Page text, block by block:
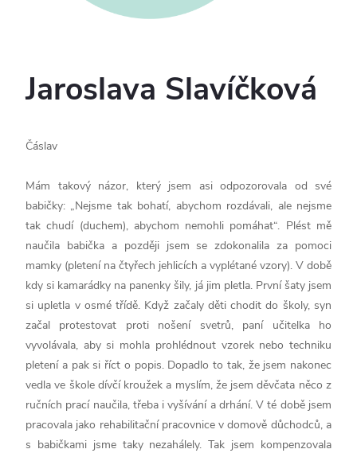
Jaroslava Slavíčková
Čáslav
Mám takový názor, který jsem asi odpozorovala od své
babičky: „Nejsme tak bohatí, abychom rozdávali, ale nejsme
tak chudí (duchem), abychom nemohli pomáhat“. Plést mě
naučila babička a později jsem se zdokonalila za pomoci
mamky (pletení na čtyřech jehlicích a vyplétané vzory). V době
kdy si kamarádky na panenky šily, já jim pletla. První šaty jsem
si upletla v osmé třídě. Když začaly děti chodit do školy, syn
začal protestovat proti nošení svetrů, paní učitelka ho
vyvolávala, aby si mohla prohlédnout vzorek nebo techniku
pletení a pak si říct o popis. Dopadlo to tak, že jsem nakonec
vedla ve škole dívčí kroužek a myslím, že jsem děvčata něco z
ručních prací naučila, třeba i vyšívání a drhání. V té době jsem
pracovala jako rehabilitační pracovnice v domově důchodců, a
s babičkami jsme taky nezahálely. Tak jsem kompenzovala